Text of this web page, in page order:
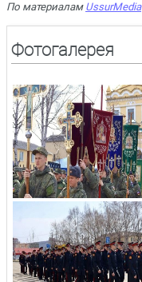
По материалам UssurMedia
Фотогалерея